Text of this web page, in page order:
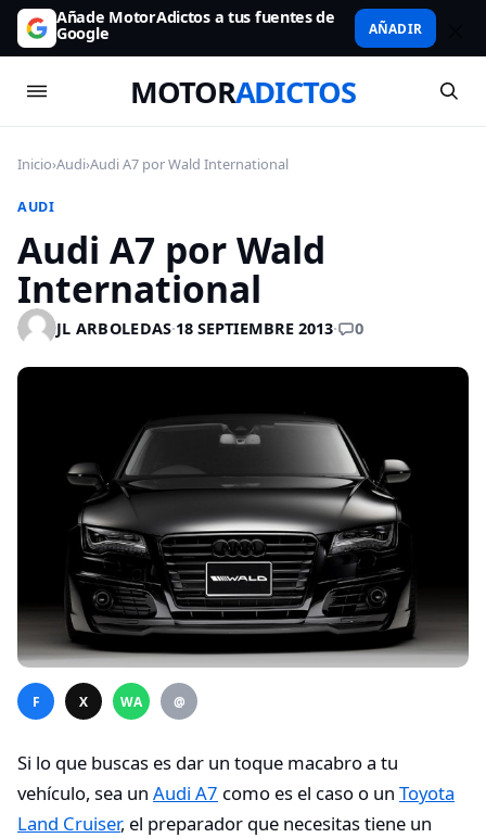
Añade MotorAdictos a tus fuentes de
Google AÑADIR
MOTORADICTOS
Inicio›Audi›Audi A7 por Wald International
AUDI
Audi A7 por Wald
International
JL ARBOLEDAS·18 SEPTIEMBRE 2013· 0
F X WA @
Si lo que buscas es dar un toque macabro a tu
vehículo, sea un Audi A7 como es el caso o un Toyota
Land Cruiser, el preparador que necesitas tiene un